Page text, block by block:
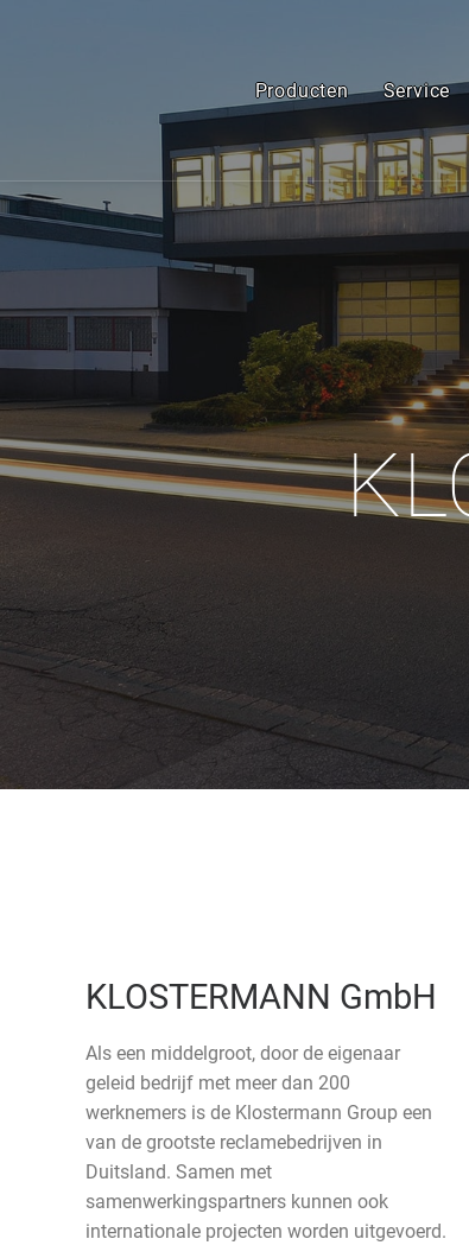
Producten Service
KLOSTERMANN GmbH
Als een middelgroot, door de eigenaar
geleid bedrijf met meer dan 200
werknemers is de Klostermann Group een
van de grootste reclamebedrijven in
Duitsland. Samen met
samenwerkingspartners kunnen ook
internationale projecten worden uitgevoerd.